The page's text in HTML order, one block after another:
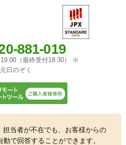
881-019
（最終受付18:30） ※
元日のぞく
当者が不在でも、お客様からの
で回答することができます。